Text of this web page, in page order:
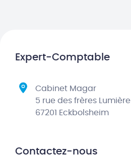
Expert-Comptable
Cabinet Magar
5 rue des frères Lumière
67201 Eckbolsheim
Contactez-nous